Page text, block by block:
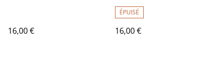
16,00 €
ÉPUISÉ
16,00 €